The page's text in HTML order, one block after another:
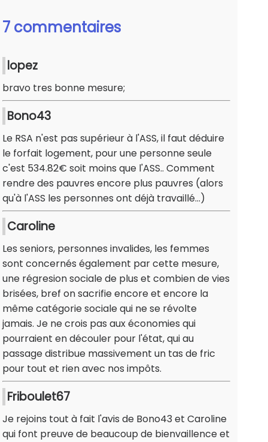
7 commentaires
lopez
bravo tres bonne mesure;
Bono43
Le RSA n'est pas supérieur à l'ASS, il faut déduire
le forfait logement, pour une personne seule
c'est 534.82€ soit moins que l'ASS.. Comment
rendre des pauvres encore plus pauvres (alors
qu'à l'ASS les personnes ont déjà travaillé...)
Caroline
Les seniors, personnes invalides, les femmes
sont concernés également par cette mesure,
une régresion sociale de plus et combien de vies
brisées, bref on sacrifie encore et encore la
même catégorie sociale qui ne se révolte
jamais. Je ne crois pas aux économies qui
pourraient en découler pour l'état, qui au
passage distribue massivement un tas de fric
pour tout et rien avec nos impôts.
Friboulet67
Je rejoins tout à fait l'avis de Bono43 et Caroline
qui font preuve de beaucoup de bienvaillence et